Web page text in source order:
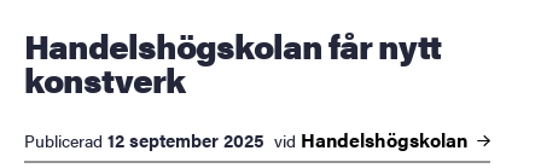
Handelshögskolan får nytt
konstverk
Publicerad 12 september 2025 vid Handelshögskolan